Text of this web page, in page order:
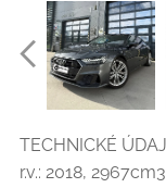
TECHNICKÉ
r.v.: 2018,